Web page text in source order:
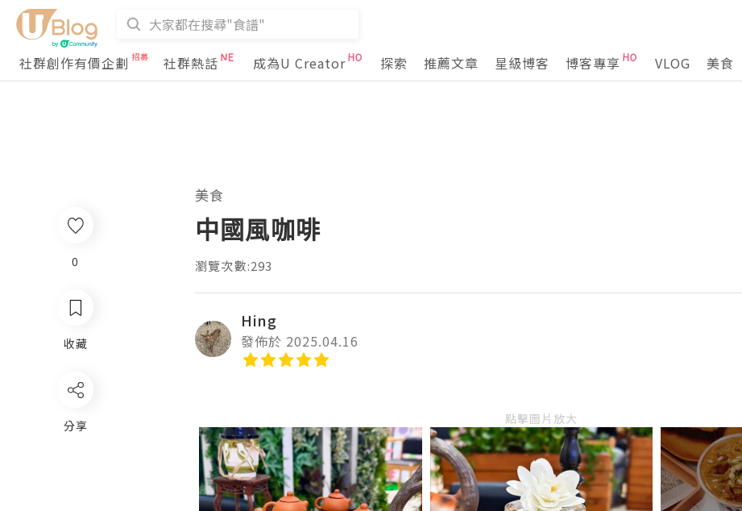
社群創作有價企劃
社群熱話 成為U Creator 探索 推薦文章 星級博客 博客專享 VLOG 美食
美食
中國風咖啡
瀏覽次數:293
Hing
發佈於 2025.04.16
點擊圖片放大
0
收藏
分享